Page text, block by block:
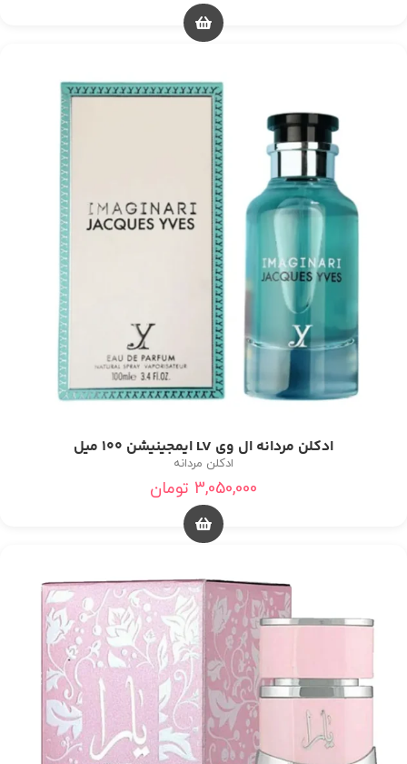
ادکلن مردانه ال وی LV ایمجینیشن ۱۰۰ میل
ادکلن مردانه
3,050,000 تومان